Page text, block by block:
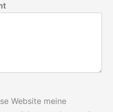
Website meine